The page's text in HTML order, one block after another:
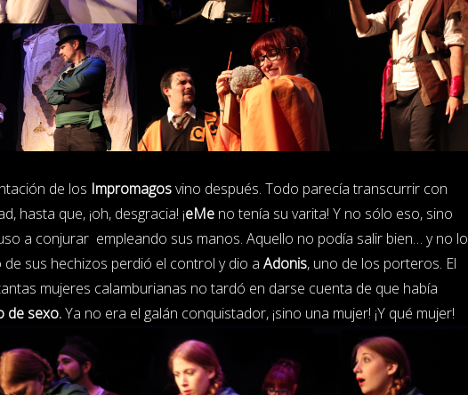
de los Impromagosvino después. Todo parecía transcurrir con
hasta que, ¡oh, desgracia! ¡eMe no tenía su varita! Y no sólo eso, sino
a conjurar empleando sus manos. Aquello no podía salir bien… y no lo
de sus hechizos perdió el control y dio aAdonis, uno de los porteros. El
mujeres calamburianas no tardó en darse cuenta de que había
de sexo.Ya no era el galán conquistador, ¡sino una mujer! ¡Y qué mujer!